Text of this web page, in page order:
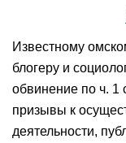
Известному
блогеру и
обвинение по ч. 1
призывы к
деятельности,